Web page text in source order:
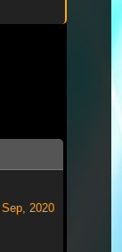
Sep, 2020